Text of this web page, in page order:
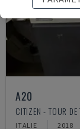
A20
CITIZEN - TOUR DE
ITALIE 2018